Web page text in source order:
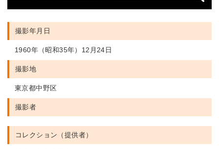
撮影年月日
1960年（昭和35年）12月24日
撮影地
東京都中野区
撮影者
コレクション（提供者）